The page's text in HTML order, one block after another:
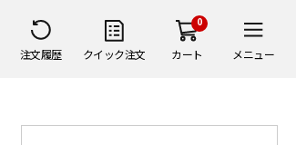
注文履歴 クイック注文
0
カート メニュー